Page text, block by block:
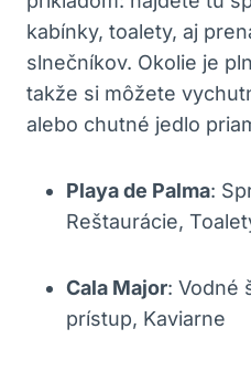
kabínky, toalety, aj
slnečníkov. Okolie je
takže si môžete
alebo chutné jedlo
Playa de Palma:
Reštaurácie,
Cala Major: Vodné
prístup, Kaviarne